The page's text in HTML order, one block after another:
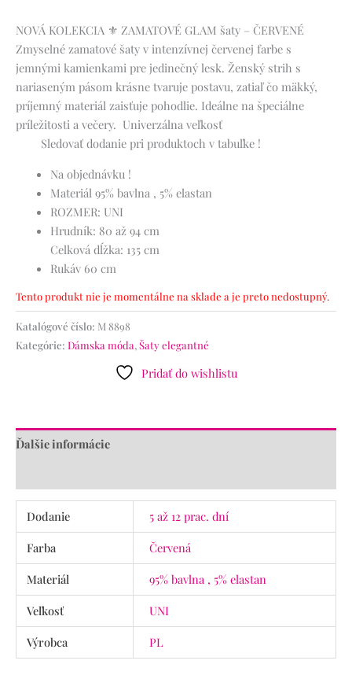
NOVÁ KOLEKCIA ⚜️ ZAMATOVÉ GLAM šaty – ČERVENÉ
Zmyselné zamatové šaty v intenzívnej červenej farbe s
jemnými kamienkami pre jedinečný lesk. Ženský strih s
nariaseným pásom krásne tvaruje postavu, zatiaľ čo mäkký,
príjemný materiál zaisťuje pohodlie. Ideálne na špeciálne
príležitosti a večery. Univerzálna veľkosť
Sledovať dodanie pri produktoch v tabuľke !
Na objednávku !
Materiál 95% bavlna , 5% elastan
ROZMER: UNI
Hrudník: 80 až 94 cm
Celková dĺžka: 135 cm
Rukáv 60 cm
Tento produkt nie je momentálne na sklade a je preto nedostupný.
Katalógové číslo: M 8898
Kategórie: Dámska móda,Šaty elegantné
Pridať do wishlistu
Ďalšie informácie
Dodanie
5 až 12 prac. dní
Farba
Červená
Materiál
95% bavlna , 5% elastan
Veľkosť
UNI
Výrobca
PL